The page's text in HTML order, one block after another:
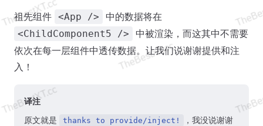
祖先组件 <App /> 中的数据将在
<ChildComponent5 />
中被渲染，而这其中不需要
依次在每一层组件中透传数据。让我们说谢谢提供和注
入！
译注
原文就是
thanks to provide/inject!
，我没说谢谢